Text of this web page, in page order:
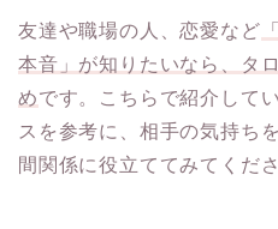
友達や職場の人、恋愛など
本音」が知りたいなら、タ
めです。こちらで紹介して
スを参考に、相手の気持ち
間関係に役立ててみてくだ